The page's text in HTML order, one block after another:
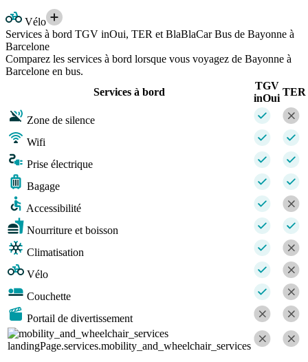
Vélo
Services à bord TGV inOui, TER et BlaBlaCar Bus de Bayonne à
Barcelone
Comparez les services à bord lorsque vous voyagez de Bayonne à
Barcelone en bus.
Services à bord
TGV
inOui
TER
Zone de silence
Wifi
Prise électrique
Bagage
Accessibilité
Nourriture et boisson
Climatisation
Vélo
Couchette
Portail de divertissement
landingPage.services.mobility_and_wheelchair_services